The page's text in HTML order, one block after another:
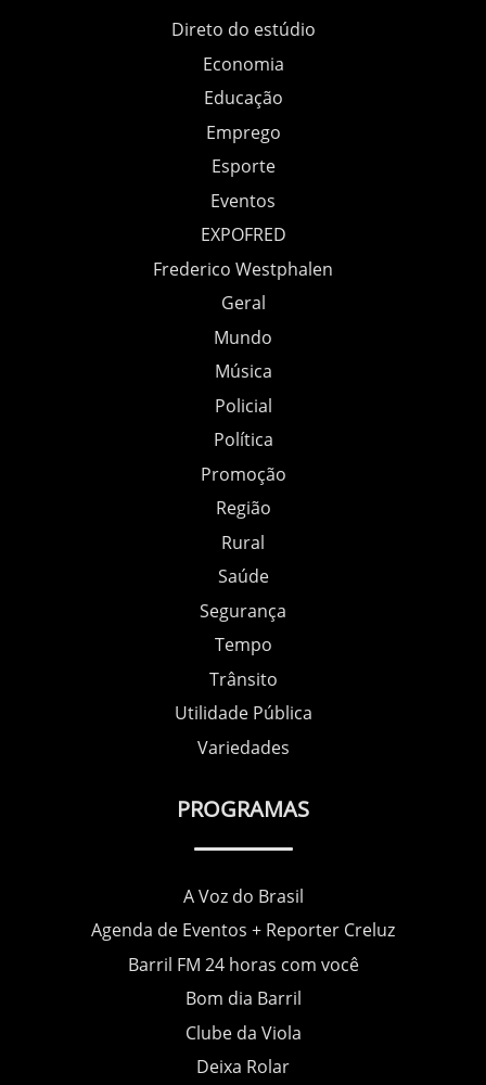
Direto do estúdio
Economia
Educação
Emprego
Esporte
Eventos
EXPOFRED
Frederico Westphalen
Geral
Mundo
Música
Policial
Política
Promoção
Região
Rural
Saúde
Segurança
Tempo
Trânsito
Utilidade Pública
Variedades
PROGRAMAS
A Voz do Brasil
Agenda de Eventos + Reporter Creluz
Barril FM 24 horas com você
Bom dia Barril
Clube da Viola
Deixa Rolar